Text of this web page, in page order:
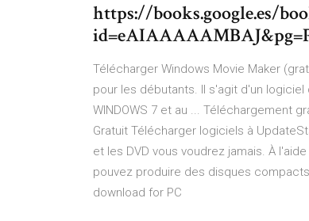
https://books.google.es/
Télécharger Windows Movie Maker
pour les débutants. Il s'agit d'un logiciel
WINDOWS 7 et au ... Téléchargement
Gratuit Télécharger logiciels à
et les DVD vous voudrez jamais. À
pouvez produire des disques
download for PC